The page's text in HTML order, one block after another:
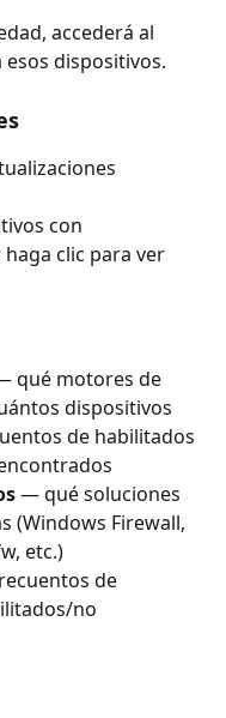
accederá al
dispositivos.
con
clic para ver
qué motores de
dispositivos
de habilitados
— qué soluciones
(Windows Firewall,
etc.)
de
no